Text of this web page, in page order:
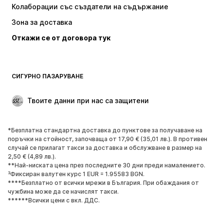
Пуловери и Трикотаж
Бельо
Палта
Поли
Специални Поводи
ОБУВКИ
НОВО
Популярно
Маратонки
Боти
Обувки с висок ток
Ботуши
Сандали
Ниски обувки
Колаборации със създатели на съдържание
Зона за доставка
Откажи се от договора тук
СИГУРНО ПАЗАРУВАНЕ
Твоите данни при нас са защитени
*Безплатна стандартна доставка до пунктове за получаване на
поръчки на стойност, започваща от 17,90 € (35,01 лв.). В противен
случай се прилагат такси за доставка и обслужване в размер на
2,50 € (4,89 лв.).
**Най-ниската цена през последните 30 дни преди намалението.
³Фиксиран валутен курс 1 EUR = 1.95583 BGN.
****Безплатно от всички мрежи в България. При обаждания от
чужбина може да се начислят такси.
******Всички цени с вкл. ДДС.